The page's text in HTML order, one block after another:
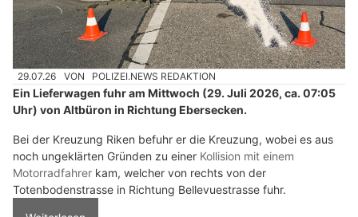
29.07.26 VON POLIZEI.NEWS REDAKTION
Ein Lieferwagen fuhr am Mittwoch (29. Juli 2026, ca. 07:05
Uhr) von Altbüron in Richtung Ebersecken.
Bei der Kreuzung Riken befuhr er die Kreuzung, wobei es aus
noch ungeklärten Gründen zu einer Kollision mit einem
Motorradfahrer kam, welcher von rechts von der
Totenbodenstrasse in Richtung Bellevuestrasse fuhr.